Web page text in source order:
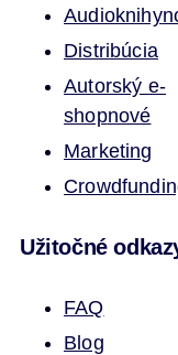
Audioknihy
Distribúcia
Autorský e-
shopnové
Marketing
Užitočné
FAQ
Blog